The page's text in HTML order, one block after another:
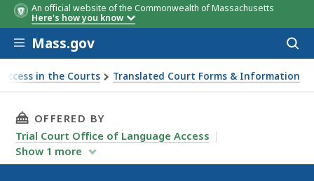
An official website of the Commonwealth of Massachusetts
Here's how you know
Skip to main content
Mass.gov
in the Courts Translated Court Forms & Information
/ Formulários e informações em português
THIS PAGE, COURT FORMS & INFORMATION
OFFERED BY
Trial Court Office of Language Access
Show 1 more